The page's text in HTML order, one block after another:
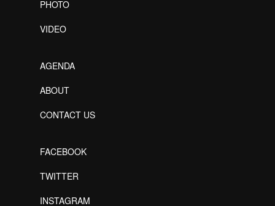
PHOTO
VIDEO
AGENDA
ABOUT
CONTACT US
FACEBOOK
TWITTER
INSTAGRAM